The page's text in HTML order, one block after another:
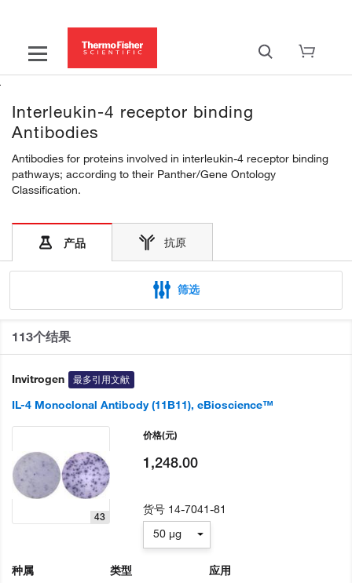
Interleukin-4 receptor binding
Antibodies
Antibodies for proteins involved in interleukin-4 receptor binding
pathways; according to their Panther/Gene Ontology
Classification.
产品 抗原
筛选
113个结果
Invitrogen 最多引用文献
IL-4 Monoclonal Antibody (11B11), eBioscience™
43
种属
类型
应用
价格(元)
1,248.00
货号 14-7041-81
50 µg